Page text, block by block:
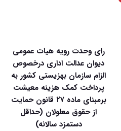
رای وحدت رویه هیات عمومی
دیوان عدالت اداری درخصوص
الزام سازمان بهزیستی کشور به
پرداخت کمک هزینه معیشت
برمبنای ماده ۲۷ قانون حمایت
از حقوق معلولان (حداقل
دستمزد سالانه)